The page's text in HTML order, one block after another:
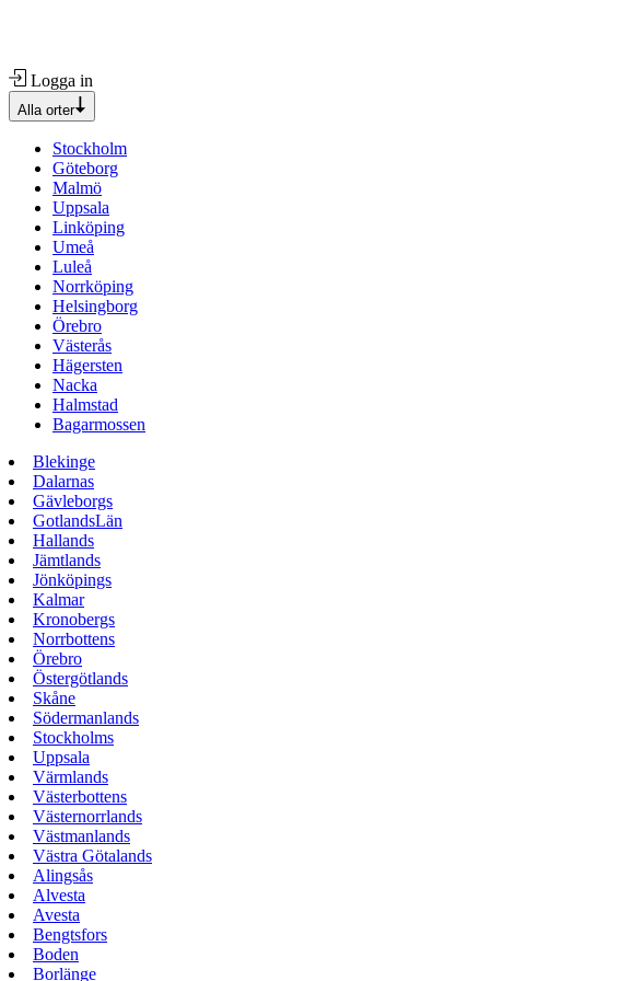
Logga in
Alla orter
Stockholm
Göteborg
Malmö
Uppsala
Linköping
Umeå
Luleå
Norrköping
Helsingborg
Örebro
Västerås
Hägersten
Nacka
Halmstad
Bagarmossen
Blekinge
Dalarnas
Gävleborgs
GotlandsLän
Hallands
Jämtlands
Jönköpings
Kalmar
Kronobergs
Norrbottens
Örebro
Östergötlands
Skåne
Södermanlands
Stockholms
Uppsala
Värmlands
Västerbottens
Västernorrlands
Västmanlands
Västra Götalands
Alingsås
Alvesta
Avesta
Bengtsfors
Boden
Borlänge